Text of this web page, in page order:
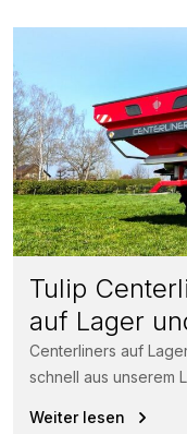
Tulip
auf Lager
Centerliners auf
schnell aus unserem
Weiter lesen